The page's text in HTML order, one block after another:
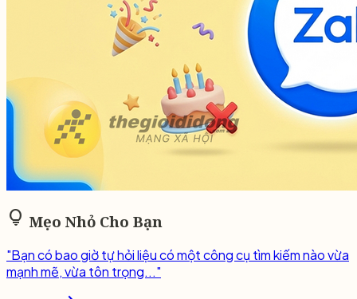
lightbulb Mẹo Nhỏ Cho Bạn
"Bạn có bao giờ tự hỏi liệu có một công cụ tìm kiếm nào vừa
mạnh mẽ, vừa tôn trọng..."